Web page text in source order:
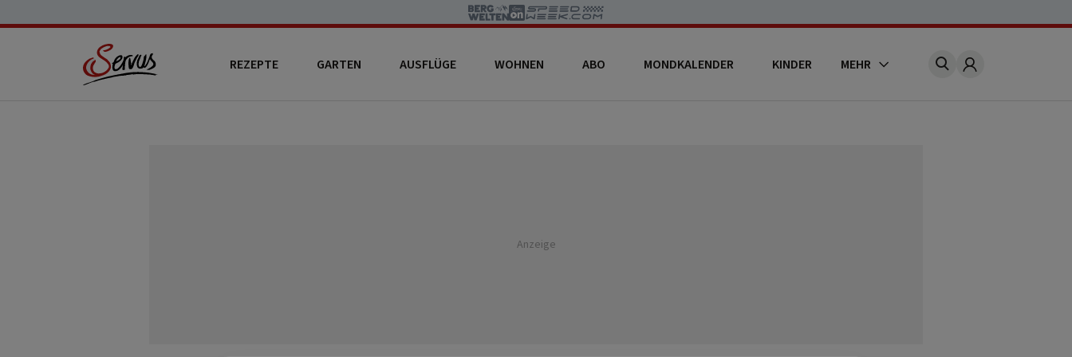
REZEPTE GARTEN AUSFLÜGE WOHNEN ABO MONDKALENDER KINDER MEHR Account
Anzeige